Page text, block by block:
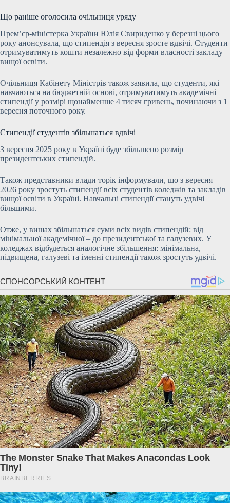
Що раніше оголосила очільниця уряду
Прем’єр-міністерка України Юлія Свириденко у березні цього
року анонсувала, що стипендія з вересня зросте вдвічі. Студенти
отримуватимуть кошти незалежно від форми власності закладу
вищої освіти.
Очільниця Кабінету Міністрів також заявила, що студенти, які
навчаються на бюджетній основі, отримуватимуть академічні
стипендії у розмірі щонайменше 4 тисяч гривень, починаючи з 1
вересня поточного року.
Стипендії студентів збільшаться вдвічі
З вересня 2025 року в Україні буде збільшено розмір
президентських стипендій.
Також представники влади торік інформували, що з вересня
2026 року зростуть стипендії всіх студентів коледжів та закладів
вищої освіти в Україні. Навчальні стипендії стануть удвічі
більшими.
Отже, у вишах збільшаться суми всіх видів стипендій: від
мінімальної академічної – до президентської та галузевих. У
коледжах відбудеться аналогічне збільшення: мінімальна,
підвищена, галузеві та іменні стипендії також зростуть удвічі.